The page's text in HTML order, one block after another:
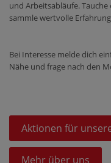
und Arbeitsabläufe.
sammle wertvolle
Bei Interesse melde dich
Nähe und frage nach den
Aktionen für
Mehr über uns